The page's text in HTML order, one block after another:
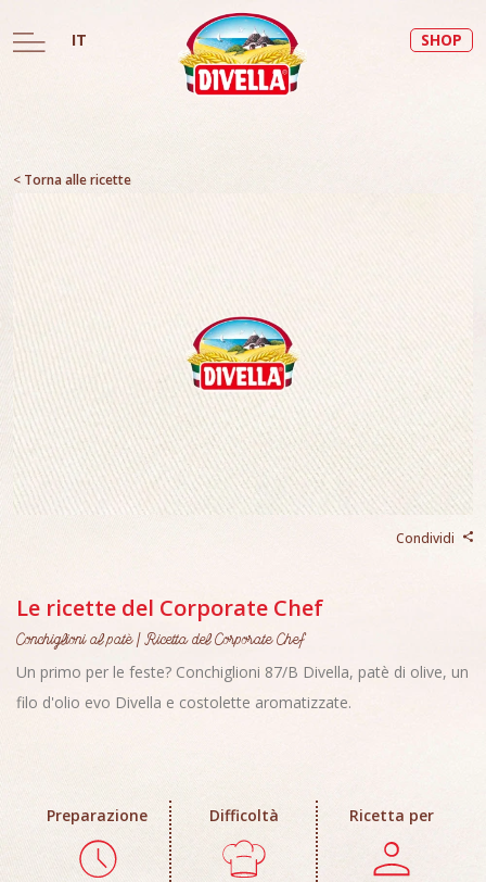
IT SHOP
< Torna alle ricette
Condividi
Le ricette del Corporate Chef
Conchiglioni al patè | Ricetta del Corporate Chef
Un primo per le feste? Conchiglioni 87/B Divella, patè di olive, un
filo d'olio evo Divella e costolette aromatizzate.
Preparazione Difficoltà Ricetta per